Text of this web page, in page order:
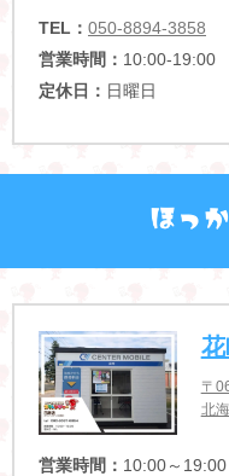
TEL： 050-8894-3858
営業時間： 10:00-19:00
定休日： 日曜日
〒
北
営業時間： 10:00～19:00